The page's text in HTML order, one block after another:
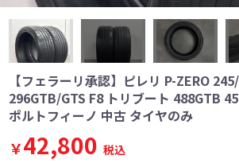
【フェラーリ承認】ピレリ P-ZERO
296GTB/GTS F8 トリブート 488GTB
ポルトフィーノ 中古 タイヤのみ
￥42,800 税込